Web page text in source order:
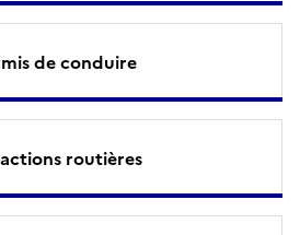
de conduire
routières